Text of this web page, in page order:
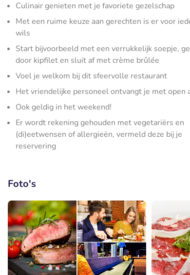
Culinair genieten met je favoriete gezelschap
Met een ruime keuze aan gerechten is er voor
wils
Start bijvoorbeeld met een verrukkelijk soepje,
door kipfilet en sluit af met crème brûlée
Voel je welkom bij dit sfeervolle restaurant
Het vriendelijke personeel ontvangt je met open
Ook geldig in het weekend!
Er wordt rekening gehouden met vegetariërs en
(di)eetwensen of allergieën, vermeld deze bij je
reservering
Foto's